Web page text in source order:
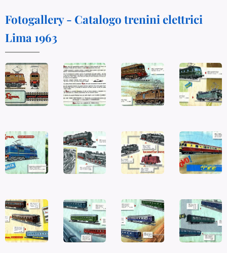
Fotogallery - Catalogo trenini elettrici
Lima 1963